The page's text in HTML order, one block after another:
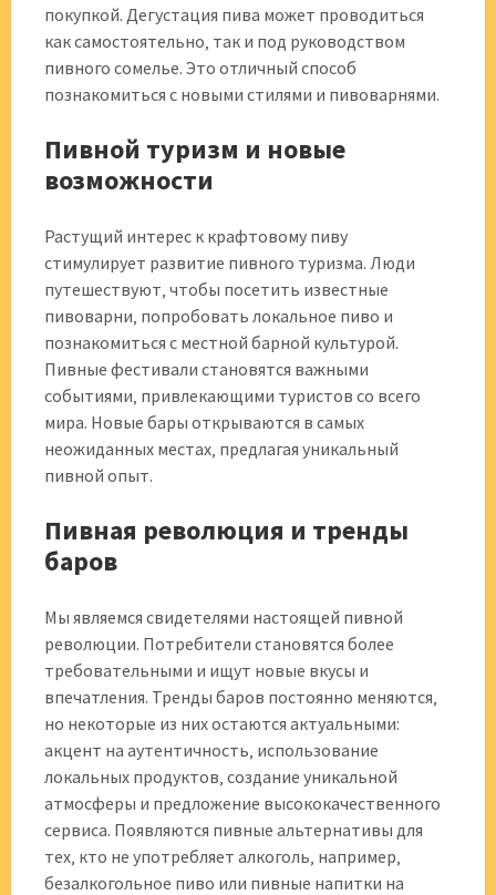
покупкой. Дегустация пива может проводиться
как самостоятельно‚ так и под руководством
пивного сомелье. Это отличный способ
познакомиться с новыми стилями и пивоварнями.
Пивной туризм и новые
возможности
Растущий интерес к крафтовому пиву
стимулирует развитие пивного туризма. Люди
путешествуют‚ чтобы посетить известные
пивоварни‚ попробовать локальное пиво и
познакомиться с местной барной культурой.
Пивные фестивали становятся важными
событиями‚ привлекающими туристов со всего
мира. Новые бары открываются в самых
неожиданных местах‚ предлагая уникальный
пивной опыт.
Пивная революция и тренды
баров
Мы являемся свидетелями настоящей пивной
революции. Потребители становятся более
требовательными и ищут новые вкусы и
впечатления. Тренды баров постоянно меняются‚
но некоторые из них остаются актуальными:
акцент на аутентичность‚ использование
локальных продуктов‚ создание уникальной
атмосферы и предложение высококачественного
сервиса. Появляются пивные альтернативы для
тех‚ кто не употребляет алкоголь‚ например‚
безалкогольное пиво или пивные напитки на